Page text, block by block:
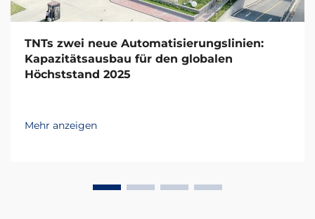
TNTs zwei neue Automatisierungslinien:
Kapazitätsausbau für den globalen
Höchststand 2025
Mehr anzeigen